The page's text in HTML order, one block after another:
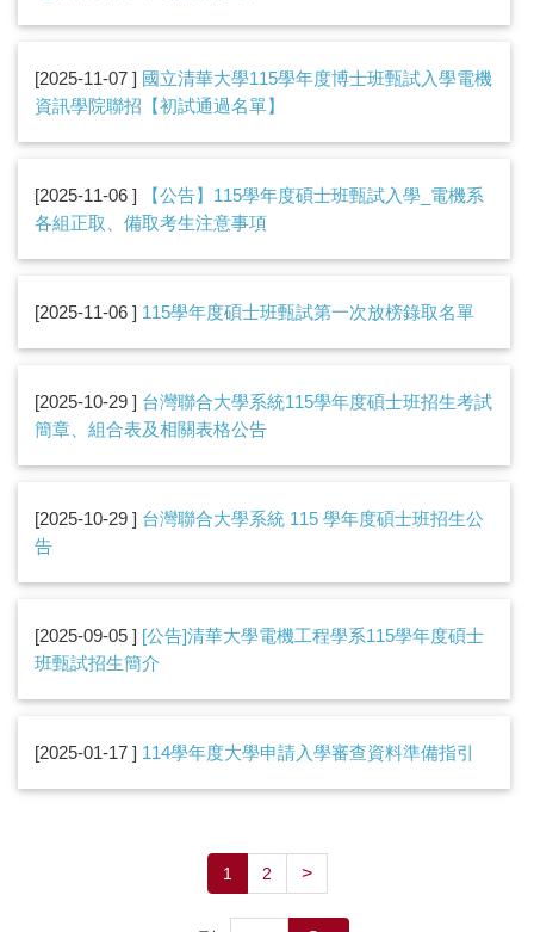
2025-11-07
國立清華大學115學年度博士班甄試入學電機
資訊學院聯招【初試通過名單】
2025-11-06
【公告】115學年度碩士班甄試入學_電機系
各組正取、備取考生注意事項
2025-11-06 115學年度碩士班甄試第一次放榜錄取名單
2025-10-29
台灣聯合大學系統115學年度碩士班招生考試
簡章、組合表及相關表格公告
2025-10-29
台灣聯合大學系統 115 學年度碩士班招生公
告
2025-09-05
[公告]清華大學電機工程學系115學年度碩士
班甄試招生簡介
2025-01-17 114學年度大學申請入學審查資料準備指引
1 2 >